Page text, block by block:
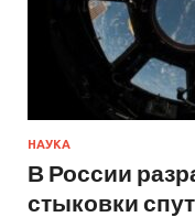
НАУКА
В России
стыковки